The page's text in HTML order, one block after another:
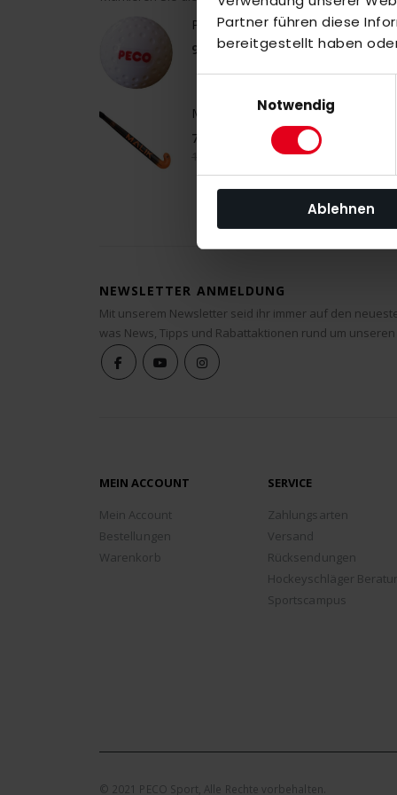
Partner führen diese
bereitgestellt haben
Notwendig
Ablehnen
Peco Dimpleball
9,00 €
MALIK LB 3 Composite 21/22
75,00 €
NEWSLETTER ANMELDUNG
Mit unserem Newsletter seid ihr immer auf den
was News, Tipps und Rabattaktionen rund um
MEIN ACCOUNT
Mein Account
Bestellungen
Warenkorb
SERVICE
Zahlungsarten
Versand
Rücksendungen
Hockeyschläger
Sportscampus
© 2021 PECO Sport, Alle Rechte vorbehalten.